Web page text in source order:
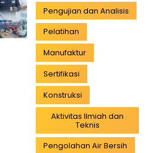
Pengujian dan Analisis
Pelatihan
Manufaktur
Sertifikasi
Konstruksi
Aktivitas Ilmiah dan
Teknis
Pengolahan Air Bersih